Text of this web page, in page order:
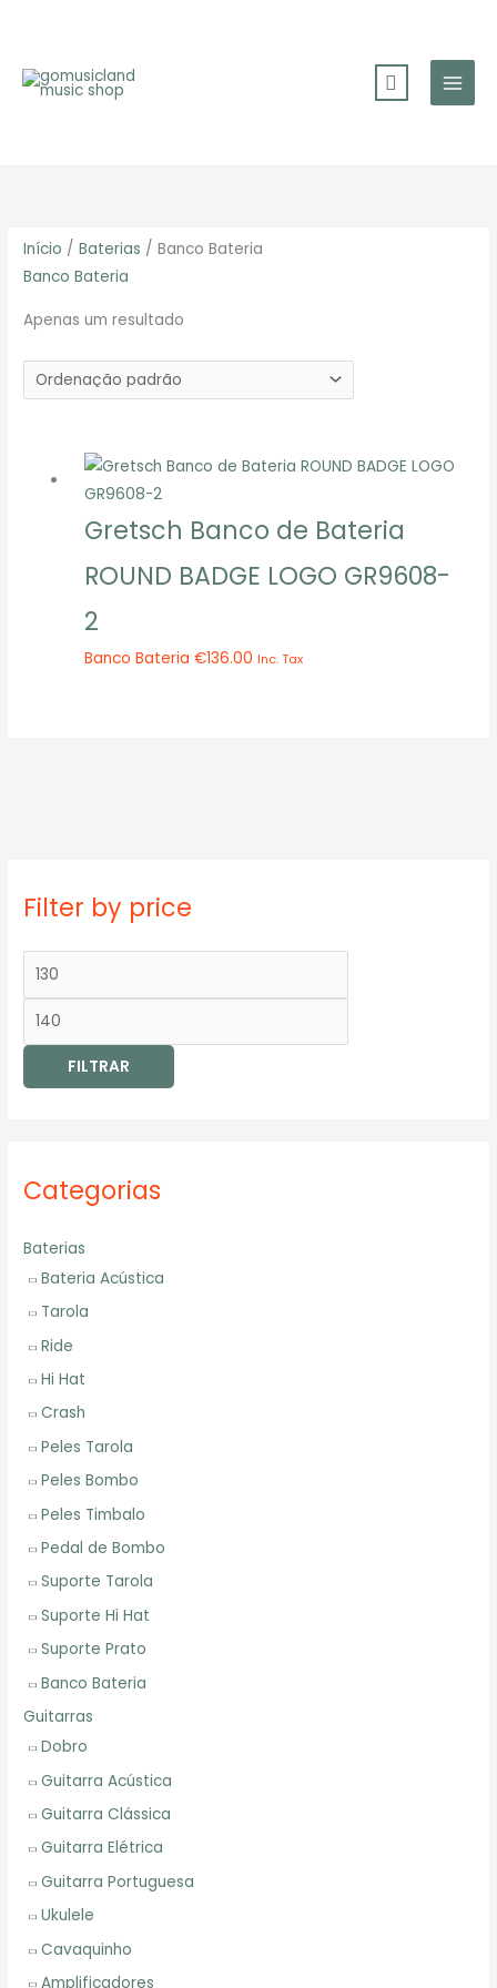
content
Início /Baterias / Banco Bateria
Banco Bateria
Apenas um resultado
Gretsch Banco de Bateria
ROUND BADGE LOGO GR9608-
2
Banco Bateria €136.00 Inc. Tax
Filter by price
r
o
m
í
n
o
FILTRAR
Categorias
Baterias
Bateria Acústica
Tarola
Ride
Hi Hat
Crash
Peles Tarola
Peles Bombo
Peles Timbalo
Pedal de Bombo
Suporte Tarola
Suporte Hi Hat
Suporte Prato
Banco Bateria
Guitarras
Dobro
Guitarra Acústica
Guitarra Clássica
Guitarra Elétrica
Guitarra Portuguesa
Ukulele
Cavaquinho
Amplificadores